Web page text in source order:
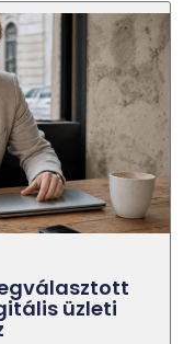
üzleti